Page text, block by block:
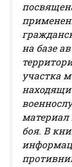
на базе
участка
материал
боя. В